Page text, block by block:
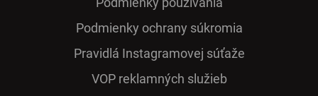
Podmienky ochrany súkromia
Pra­vidlá Ins­ta­gra­mo­vej sú­ťaže
VOP reklamných služieb